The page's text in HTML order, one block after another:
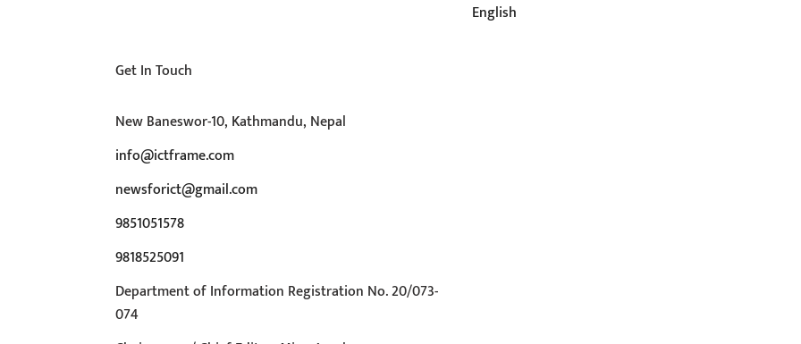
English
Get In Touch
New Baneswor-10, Kathmandu, Nepal
info@ictframe.com
newsforict@gmail.com
9851051578
9818525091
Department of Information Registration No. 20/073-
074